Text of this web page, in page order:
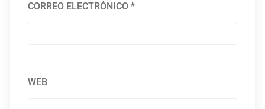
CORREO ELECTRÓNICO*
WEB